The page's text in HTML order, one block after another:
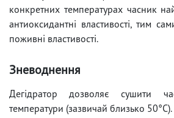
конкретних температурах часник
антиоксидантні властивості, тим
поживні властивості.
Зневоднення
Дегідратор дозволяє сушити
температури (зазвичай близько